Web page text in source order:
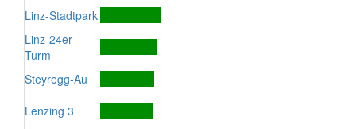
Linz-Stadtpark
Linz-24er-
Turm
Steyregg-Au
Lenzing 3